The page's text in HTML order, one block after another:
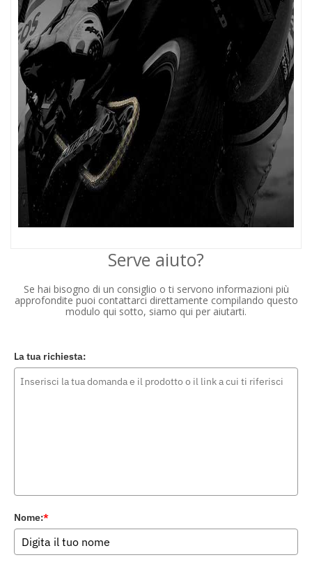
Serve aiuto?
Se hai bisogno di un consiglio o ti servono informazioni più
approfondite puoi contattarci direttamente compilando questo
modulo qui sotto, siamo qui per aiutarti.
La tua richiesta:
Nome:*